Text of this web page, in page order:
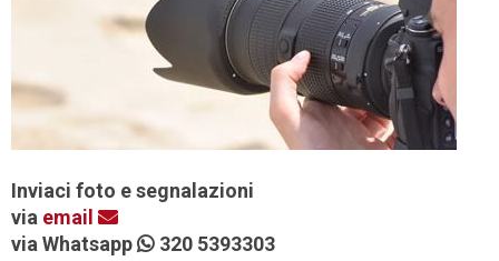
Inviaci foto e segnalazioni
via email
via Whatsapp
320 5393303